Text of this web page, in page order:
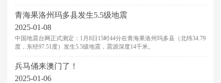
人员满载一年的劳动收获返乡，也表达了对春节后返岗的期待。
青海果洛州玛多县发生5.5级地震
2025-01-08
中国地震台网正式测定：1月8日15时44分在青海果洛州玛多县（北纬34.79
度，东经97.51度）发生5.5级地震，震源深度14千米。
兵马俑来澳门了！
2025-01-06